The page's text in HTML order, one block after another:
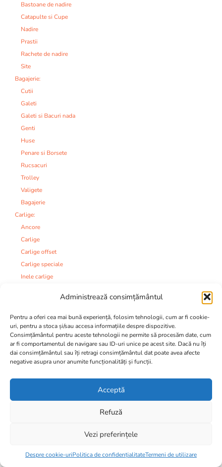
Administrează consimțământul
Pentru a oferi cea mai bună experiență, folosim tehnologii, cum ar fi cookie-
uri, pentru a stoca și/sau accesa informațiile despre dispozitive.
Consimțământul pentru aceste tehnologii ne permite să procesăm date, cum
ar fi comportamentul de navigare sau ID-uri unice pe acest site. Dacă nu îți
dai consimțământul sau îți retragi consimțământul dat poate avea afecte
negative asupra unor anumite funcționalități și funcții.
Acceptă
Refuză
Vezi preferințele
Despre cookie-uriPolitica de confidențialitateTermeni de utilizare
Bastoane de nadire
Catapulte si Cupe
Nadire
Prastii
Rachete de nadire
Site
Bagajerie:
Cutii
Galeti
Galeti si Bacuri nada
Genti
Huse
Penare si Borsete
Rucsacuri
Trolley
Valigete
Bagajerie
Carlige:
Ancore
Carlige
Carlige offset
Carlige speciale
Inele carlige
Plute
Monturi si accesorii:
Agrafe
Kituri monturi
Monturi
Plumbi si Momitoare